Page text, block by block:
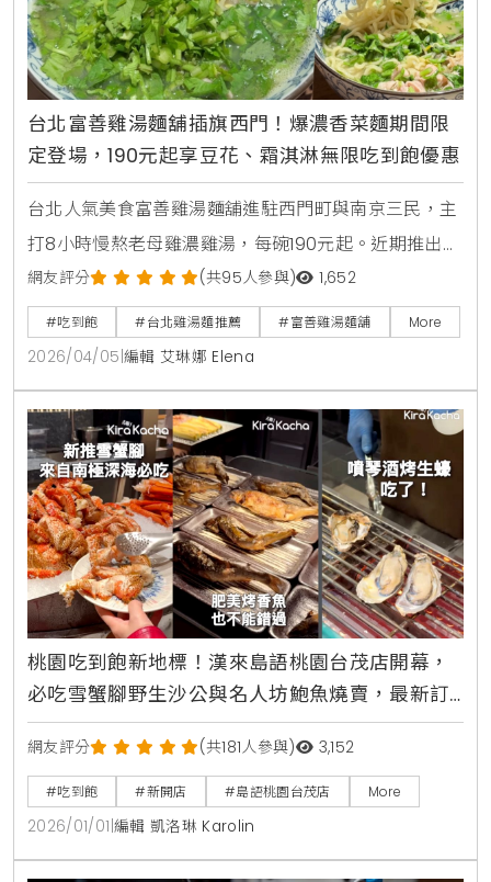
台北富善雞湯麵舖插旗西門！爆濃香菜麵期間限
定登場，190元起享豆花、霜淇淋無限吃到飽優惠
台北人氣美食富善雞湯麵舖進駐西門町與南京三民，主
打8小時慢熬老母雞濃雞湯，每碗190元起。近期推出期
間限定爆濃香菜雞湯麵，並提供豆花、霜淇淋及飲料無
限吃到飽，是個人用餐的平價療癒首選。
網友評分 (共95人參與) 1,652
#吃到飽 #台北雞湯麵推薦 #富善雞湯麵舖 More
2026/04/05 編輯 艾琳娜 Elena
桃園吃到飽新地標！漢來島語桃園台茂店開幕，
必吃雪蟹腳野生沙公與名人坊鮑魚燒賣，最新訂
位攻略與完整價位一次看清楚
網友評分 (共181人參與) 3,152
#吃到飽 #新開店 #島語桃園台茂店 More
2026/01/01 編輯 凱洛琳 Karolin